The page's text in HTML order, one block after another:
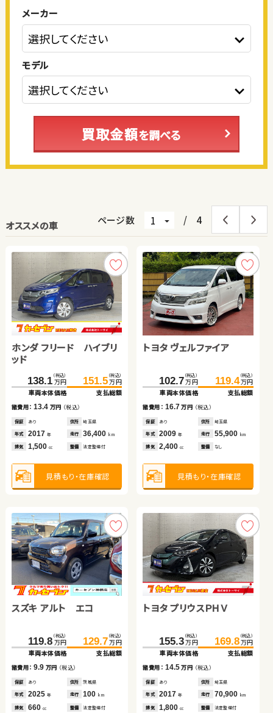
メーカー
モデル
買取金額を調べる
オススメの車 ページ数 / 4
ホンダ フリード ハイブリ
ッド
138.1 （税込）
万円
車両本体価格
151.5 （税込）
万円
支払総額
諸費用：13.4 万円 （税込）
保証 あり 住所 埼玉県
年式 2017 年 走行 36,400 km
排気 1,500 cc 整備 法定整備付
見積もり・在庫確認
トヨタ ヴェルファイア
102.7 （税込）
万円
車両本体価格
119.4 （税込）
万円
支払総額
諸費用： 16.7万円 （税込）
保証 あり 住所 埼玉県
年式 2009年 走行 55,900 km
排気 2,400cc 整備 なし
見積もり・在庫確認
スズキ アルト エコ
119.8 （税込）
万円
車両本体価格
129.7 （税込）
万円
支払総額
諸費用：9.9 万円 （税込）
保証 あり 住所 茨城県
年式 2025 年 走行 100 km
排気 660 cc 整備 法定整備付
トヨタ プリウスＰＨＶ
155.3 （税込）
万円
車両本体価格
169.8 （税込）
万円
支払総額
諸費用： 14.5万円 （税込）
保証 あり 住所 埼玉県
年式 2017年 走行 70,900 km
排気 1,800cc 整備 法定整備付
トヨタ ノア
96.0 （税込）
万円
車両本体価格
113.0 （税込）
万円
支払総額
諸費用：17.0 万円 （税込）
保証 あり 住所 埼玉県
年式 2013 年 走行 69,000 km
排気 2,000 cc 整備 法定整備付
見積もり・在庫確認
スズキ スイフト
96.8 （税込）
万円
車両本体価格
109.8 （税込）
万円
支払総額
諸費用： 13.0万円 （税込）
保証 あり 住所 秋田県
年式 2019年 走行 47,000 km
排気 1,200cc 整備 法定整備付
見積もり・在庫確認
スズキ アルト ＨＢ
26.5 （税込）
万円
車両本体価格
35.7 （税込）
万円
支払総額
諸費用：9.2 万円 （税込）
保証 あり 住所 埼玉県
年式 2013 年 走行 64,400
排気 660 cc 整備 法定整備付
ダイハツ タント
101.6 （税込）
万円
車両本体価格
109.8 （税込）
万円
支払総額
諸費用： 8.2万円（税込）
保証 あり 住所 埼玉県
年式 2017年 走行 44,400 km
排気 660cc 整備 なし
日産 セレナ
59.2万円
車両本体価格
諸費用：10.6万円 （税込）
保証 あり 住所 青森県
排気 2,000cc 整備 法定整備付
ダイハツ タント
89.0 （税込）
万円
車両本体価格
95.5 （税込）
万円
支払総額
諸費用： 6.5万円（税込）
保証 あり 住所 福島県
年式 2015年 走行 12,300 km
排気 660cc 整備 なし
見積もり・在庫確認
トヨタ アクア
177.7万円
車両本体価格
諸費用：5.7 万円 （税込）
保証 なし 住所 岡山県
トヨタ ルーミー
131.2万円
車両本体価格
諸費用：6.8 万円 （税込）
保証 あり 住所 青森県
日産 エクストレイル
160.3 （税込）
万円
車両本体価格
175.8 （税込）
万円
支払総額
諸費用：15.5 万円 （税込）
保証 あり 住所 埼玉県
年式 2018 年 走行 35,800 km
排気 2,000 cc 整備 法定整備付
見積もり・在庫確認
ホンダ フィット ハイブリ
100.0 （税込）
万円
車両本体価格
115.9 （税込）
万円
支払総額
諸費用： 15.9万円 （税込）
保証 あり 住所 岩手県
年式 2018年 走行 83,000 km
排気 1,500cc 整備 法定整備付
見積もり・在庫確認